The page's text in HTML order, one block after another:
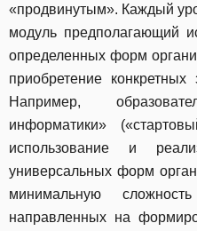
«продвинутым». Каждый
модуль предполагающий
определенных форм
приобретение
Например,
информатики»
использование и
универсальных форм
минимальную
направленных на